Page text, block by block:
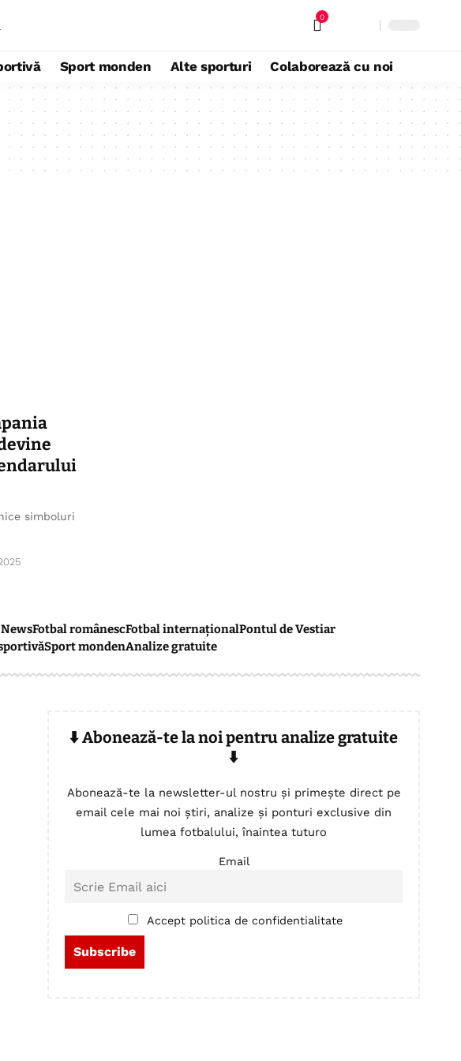
0
Sport monden Alte sporturi Colaborează cu noi
simboluri
Fotbal românescFotbal internaționalPontul de Vestiar
Sport mondenAnalize gratuite
⬇️ Abonează-te la noi pentru analize gratuite
⬇️
Abonează-te la newsletter-ul nostru și primește direct pe
email cele mai noi știri, analize și ponturi exclusive din
lumea fotbalului, înaintea tuturo
Email
Accept politica de confidentialitate